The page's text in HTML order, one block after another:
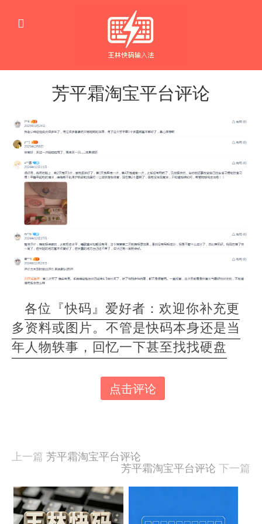
芳平霜淘宝平台评论
各位『快码』爱好者：欢迎你补充更
多资料或图片。不管是快码本身还是当
年人物轶事，回忆一下甚至找找硬盘
本
于
2021-
18
发
布,
点击评论
上一篇 芳平霜淘宝平台评论
芳平霜淘宝平台评论 下一篇
相
关